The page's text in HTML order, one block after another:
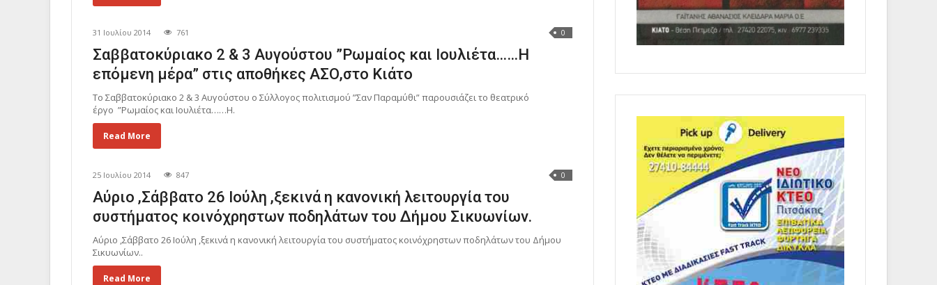
31 Ιουλίου 2014 761 0
Σαββατοκύριακο 2 & 3 Αυγούστου ”Ρωμαίος και Ιουλιέτα……Η
επόμενη μέρα” στις αποθήκες ΑΣΟ,στο Κιάτο
Το Σαββατοκύριακο 2 & 3 Αυγούστου ο Σύλλογος πολιτισμού ”Σαν Παραμύθι” παρουσιάζει το θεατρικό
έργο ”Ρωμαίος και Ιουλιέτα……Η.
Read More
25 Ιουλίου 2014 847 0
Αύριο ,Σάββατο 26 Ιούλη ,ξεκινά η κανονική λειτουργία του
συστήματος κοινόχρηστων ποδηλάτων του Δήμου Σικυωνίων.
Αύριο ,Σάββατο 26 Ιούλη ,ξεκινά η κανονική λειτουργία του συστήματος κοινόχρηστων ποδηλάτων του Δήμου
Σικυωνίων..
Read More